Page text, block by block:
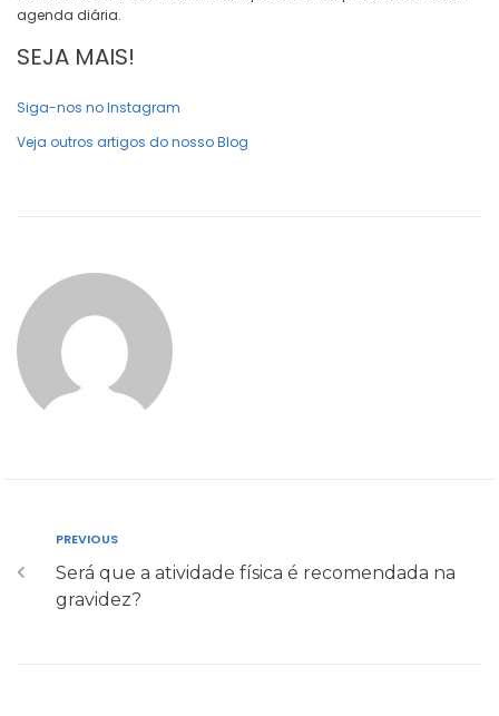
agenda diária.
SEJA MAIS!
Siga-nos no Instagram
Veja outros artigos do nosso Blog
PREVIOUS
Será que a atividade física é recomendada na
gravidez?